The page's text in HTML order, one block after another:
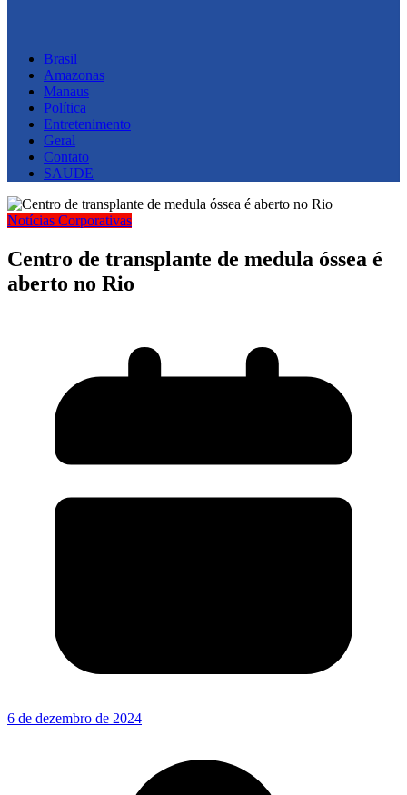
Brasil
Amazonas
Manaus
Política
Entretenimento
Geral
Contato
SAUDE
Notícias Corporativas
Centro de transplante de medula óssea é
aberto no Rio
6 de dezembro de 2024